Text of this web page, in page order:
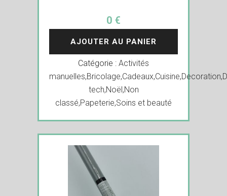
0 €
AJOUTER AU PANIER
Catégorie : Activités
manuelles,Bricolage,Cadeaux,Cuisine,Decoration,
tech,Noël,Non
classé,Papeterie,Soins et beauté